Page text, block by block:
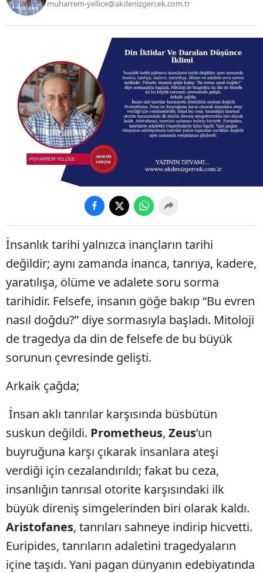
muharrem-yellice@akdenizgercek.com.tr
İnsanlık tarihi yalnızca inançların tarihi
değildir; aynı zamanda inanca, tanrıya, kadere,
yaratılışa, ölüme ve adalete soru sorma
tarihidir. Felsefe, insanın göğe bakıp “Bu evren
nasıl doğdu?” diye sormasıyla başladı. Mitoloji
de tragedya da din de felsefe de bu büyük
sorunun çevresinde gelişti.
Arkaik çağda;
İnsan aklı tanrılar karşısında büsbütün
suskun değildi. Prometheus, Zeus’un
buyruğuna karşı çıkarak insanlara ateşi
verdiği için cezalandırıldı; fakat bu ceza,
insanlığın tanrısal otorite karşısındaki ilk
büyük direniş simgelerinden biri olarak kaldı.
Aristofanes, tanrıları sahneye indirip hicvetti.
Euripides, tanrıların adaletini tragedyaların
içine taşıdı. Yani pagan dünyanın edebiyatında